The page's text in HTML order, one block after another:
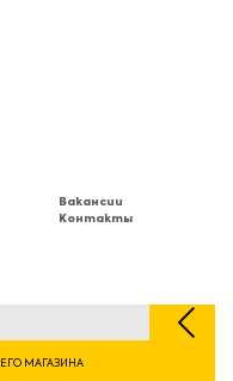
Вакансии
Контакты
МАГАЗИНА